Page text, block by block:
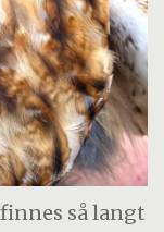
så langt